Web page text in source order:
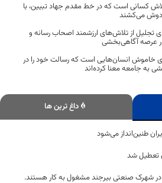
کسانی است که در خط مقدم جهاد تبیین، با
دوش می‌کشند
تجلیل از تلاش‌های ارزشمند اصحاب رسانه و
عرصه آگاهی‌بخشی
خاموش انسان‌هایی است که رسالت خود را در
جامعه معنا کرده‌اند
داغ ترین ها
طنین‌انداز می‌شود
تعطیل شد